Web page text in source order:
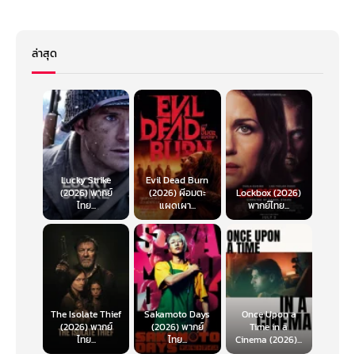
ล่าสุด
Lucky Strike
(2026) พากย์
ไทย...
Evil Dead Burn
(2026) ผีอมตะ
แผดเผา...
Lockbox (2026)
พากย์ไทย...
The Isolate Thief
(2026) พากย์
ไทย...
Sakamoto Days
(2026) พากย์
ไทย...
Once Upon a
Time in a
Cinema (2026)...